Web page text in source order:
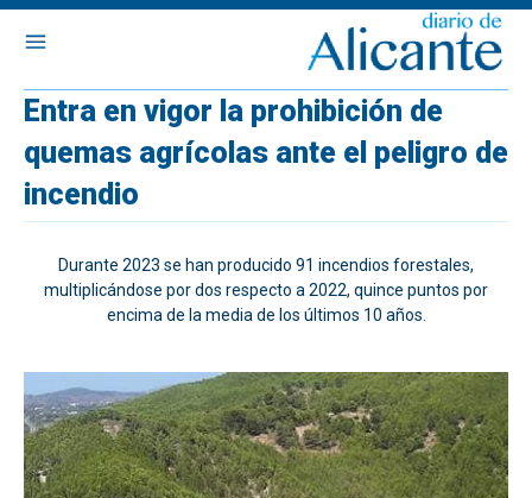
Entra en vigor la prohibición de
quemas agrícolas ante el peligro de
incendio
Durante 2023 se han producido 91 incendios forestales,
multiplicándose por dos respecto a 2022, quince puntos por
encima de la media de los últimos 10 años.